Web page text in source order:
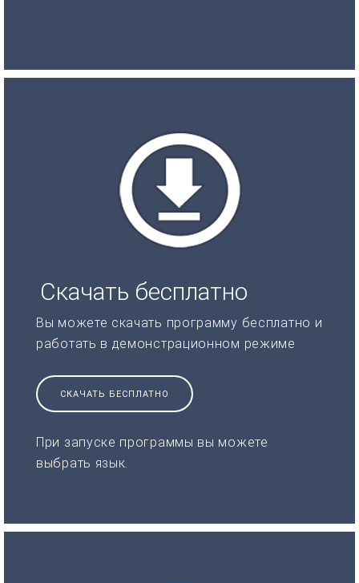
Скачать бесплатно
Вы можете скачать программу бесплатно и
работать в демонстрационном режиме
СКАЧАТЬ БЕСПЛАТНО
При запуске программы вы можете
выбрать язык.